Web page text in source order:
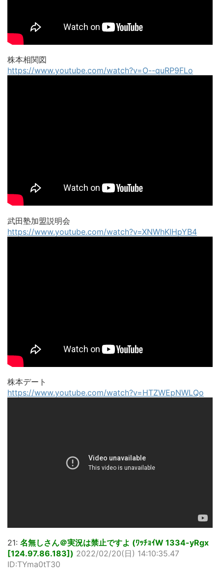
株本相関図
https://www.youtube.com/watch?v=O--quRP9FLo
武田塾加盟説明会
https://www.youtube.com/watch?v=XNWhKIHpYB4
株本デート
https://www.youtube.com/watch?v=HTZWEpNWLQo
21: 名無しさん＠実況は禁止ですよ (ﾜｯﾁｮｲW 1334-yRgx
[124.97.86.183]) 2022/02/20(日) 14:10:35.47
ID:TYma0tT30